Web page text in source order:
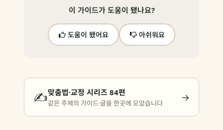
이 가이드가 도움이 됐나요?
도움이 됐어요 아쉬워요
✍️맞춤법·교정 시리즈 84편
같은 주제의 가이드·글을 한곳에 모았습니다 →